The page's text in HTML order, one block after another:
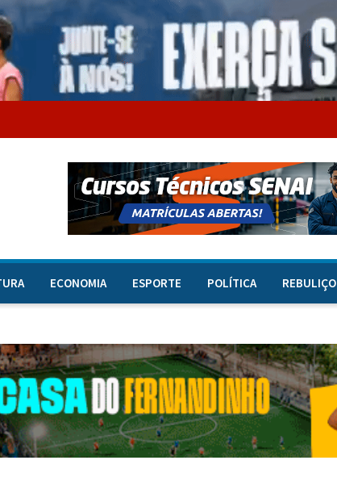
ECONOMIA ESPORTE POLÍTICA REBULIÇO